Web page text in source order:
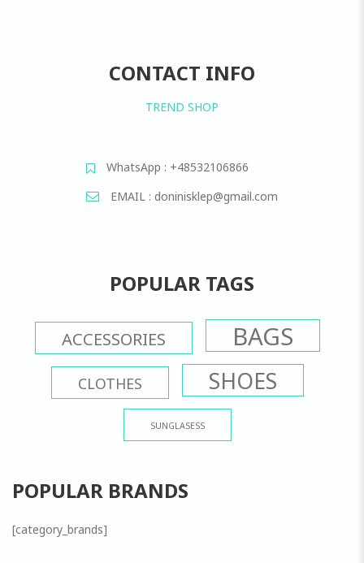
CONTACT INFO
TREND SHOP
WhatsApp : +48532106866
EMAIL : doninisklep@gmail.com
POPULAR TAGS
ACCESSORIES BAGS
CLOTHES SHOES
SUNGLASESS
POPULAR BRANDS
[category_brands]